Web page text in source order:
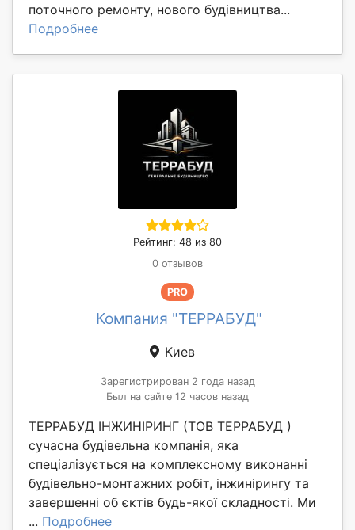
поточного ремонту, нового будівництва...
Подробнее
Рейтинг: 48 из 80
0 отзывов
PRO
Компания "ТЕРРАБУД"
Киев
Зарегистрирован 2 года назад
Был на сайте 12 часов назад
ТЕРРАБУД ІНЖИНІРИНГ (ТОВ ТЕРРАБУД )
сучасна будівельна компанія, яка
спеціалізується на комплексному виконанні
будівельно-монтажних робіт, інжинірингу та
завершенні об єктів будь-якої складності. Ми
... Подробнее